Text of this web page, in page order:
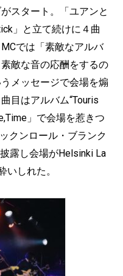
スタート。「ユアンと
」と立て続けに４曲
では「素敵なアルバ
敵な音の応酬をするの
メッセージで会場を煽
目はアルバム“Touris
」で会場を惹きつ
クンロール・ブランク
露し会場がHelsinki La
いしれた。